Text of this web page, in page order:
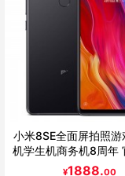
小米8SE全面屏拍照游
机学生机商务机8周年
店正品现货速发
¥1888.00